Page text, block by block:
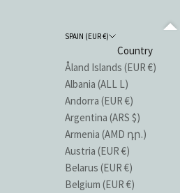
SPAIN (EUR €)
Country
Åland Islands (EUR €)
Albania (ALL L)
Andorra (EUR €)
Argentina (ARS $)
Armenia (AMD դր.)
Austria (EUR €)
Belarus (EUR €)
Belgium (EUR €)